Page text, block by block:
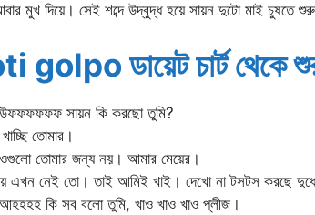
মুখ দিয়ে। সেই শব্দে উদ্বুদ্ধ হয়ে সায়ন দুটো মাই চুষতে
golpo ডায়েট চার্ট থেকে
সায়ন কি করছো তুমি?
তোমার।
তোমার জন্য নয়। আমার মেয়ের।
এখন নেই তো। তাই আমিই খাই। দেখো না টসটস করছে দুধে
কি সব বলো তুমি, খাও খাও খাও প্লীজ।